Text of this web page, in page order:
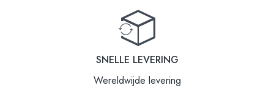
SNELLE LEVERING
Wereldwijde levering